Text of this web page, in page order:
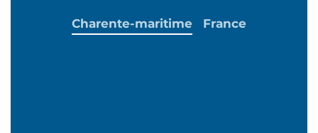
Charente-maritime France